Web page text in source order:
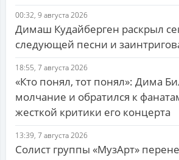
00:32, 9 августа 2026
Димаш Кудайберген раскрыл
следующей песни и
18:55, 7 августа 2026
«Кто понял, тот понял»: Дима
молчание и обратился к
жесткой критики его концерта
13:39, 7 августа 2026
Солист группы «МузАрт»